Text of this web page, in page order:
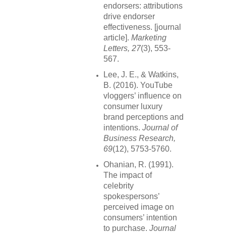
endorsers: attributions
drive endorser
effectiveness. [journal
article]. Marketing
Letters, 27(3), 553-
567.
Lee, J. E., & Watkins,
B. (2016). YouTube
vloggers’ influence on
consumer luxury
brand perceptions and
intentions. Journal of
Business Research,
69(12), 5753-5760.
Ohanian, R. (1991).
The impact of
celebrity
spokespersons’
perceived image on
consumers’ intention
to purchase. Journal